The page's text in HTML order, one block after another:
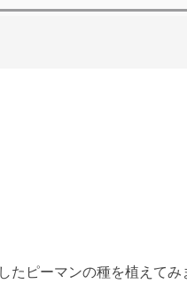
たピーマンの種を植えて